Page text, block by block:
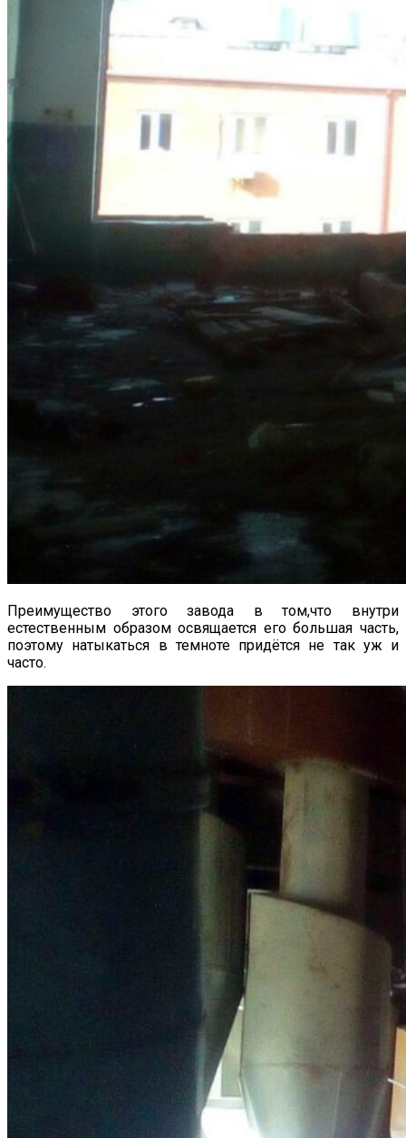
Преимущество этого завода в том,что внутри
естественным образом освящается его большая часть,
поэтому натыкаться в темноте придётся не так уж и
часто.